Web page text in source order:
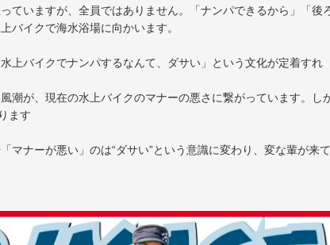
ていますが、全員ではありません。「ナンパできるから」「後
バイクで海水浴場に向かいます。
上バイクでナンパするなんて、ダサい」という文化が定着すれ
潮が、現在の水上バイクのマナーの悪さに繋がっています。し
ます
マナーが悪い」のは“ダサい”という意識に変わり、変な輩が来て